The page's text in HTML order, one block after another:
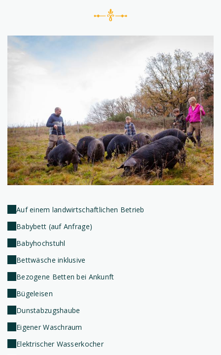
Auf einem landwirtschaftlichen Betrieb
Babybett (auf Anfrage)
Babyhochstuhl
Bettwäsche inklusive
Bezogene Betten bei Ankunft
Bügeleisen
Dunstabzugshaube
Eigener Waschraum
Elektrischer Wasserkocher